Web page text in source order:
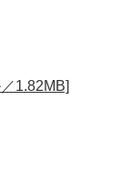
1.82MB]